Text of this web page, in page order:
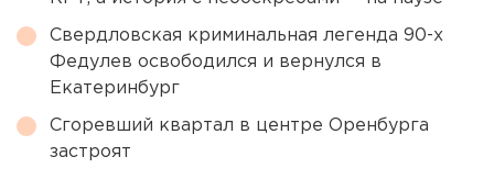
Свердловская криминальная легенда 90-х
Федулев освободился и вернулся в
Екатеринбург
Сгоревший квартал в центре Оренбурга
застроят